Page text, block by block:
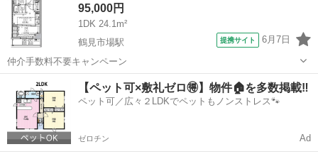
95,000円
1DK 24.1m²
鶴見市場駅
提携サイト 6月7日
仲介手数料不要キャンペーン
神奈川 鶴見市場駅 マンション
【ペット可×敷礼ゼロ🉐】物件🏠を多数掲載‼️
ペット可／広々２LDKでペットもノンストレス🐾
ゼロチン Ad